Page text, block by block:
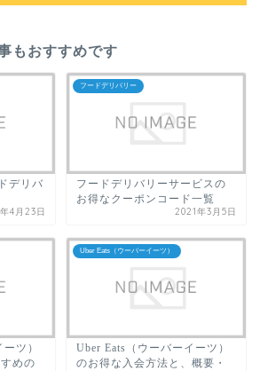
もおすすめです
デリバ
4月23日
フードデリバリー
フードデリバリーサービスの
お得なクーポンコード一覧
2021年3月5日
ツ）
めの
Uber Eats（ウーバーイーツ）
Uber Eats（ウーバーイーツ）
のお得な入会方法と、概要・